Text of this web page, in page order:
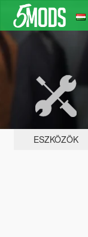
ESZKÖZÖK